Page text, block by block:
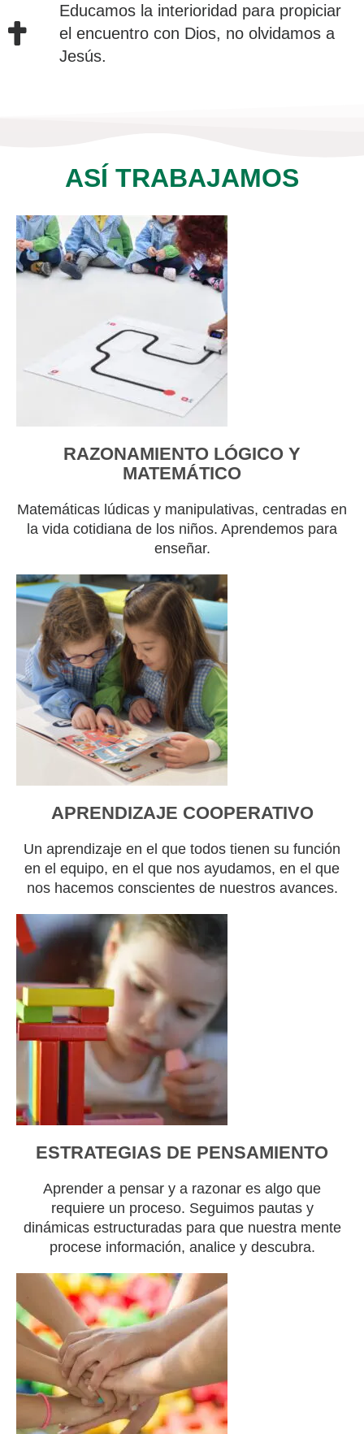
Educamos la interioridad para propiciar
el encuentro con Dios, no olvidamos a
Jesús.
ASÍ TRABAJAMOS
RAZONAMIENTO LÓGICO Y
MATEMÁTICO
Matemáticas lúdicas y manipulativas, centradas en
la vida cotidiana de los niños. Aprendemos para
enseñar.
APRENDIZAJE COOPERATIVO
Un aprendizaje en el que todos tienen su función
en el equipo, en el que nos ayudamos, en el que
nos hacemos conscientes de nuestros avances.
ESTRATEGIAS DE PENSAMIENTO
Aprender a pensar y a razonar es algo que
requiere un proceso. Seguimos pautas y
dinámicas estructuradas para que nuestra mente
procese información, analice y descubra.